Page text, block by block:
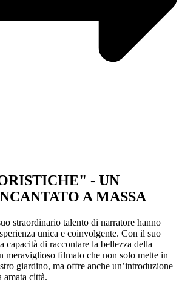
" - UN
A MASSA
straordinario talento di narratore hanno
unica e coinvolgente. Con il suo
capacità di raccontare la bellezza della
meraviglioso filmato che non solo mette in
giardino, ma offre anche un’introduzione
amata città.